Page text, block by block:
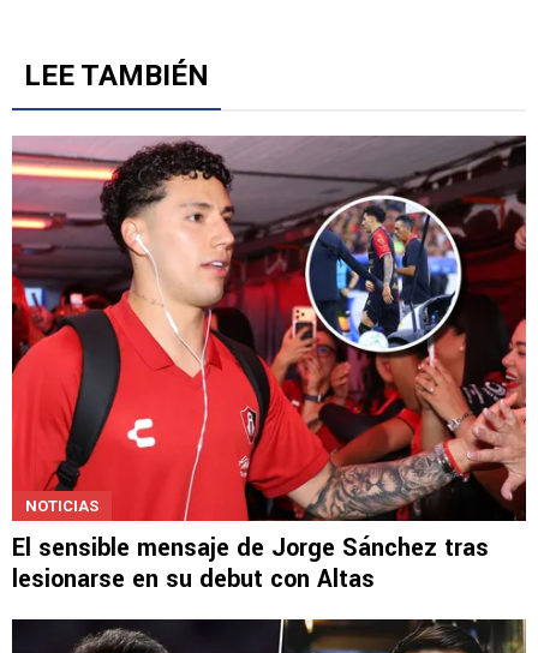
LEE TAMBIÉN
NOTICIAS
El sensible mensaje de Jorge Sánchez tras
lesionarse en su debut con Altas